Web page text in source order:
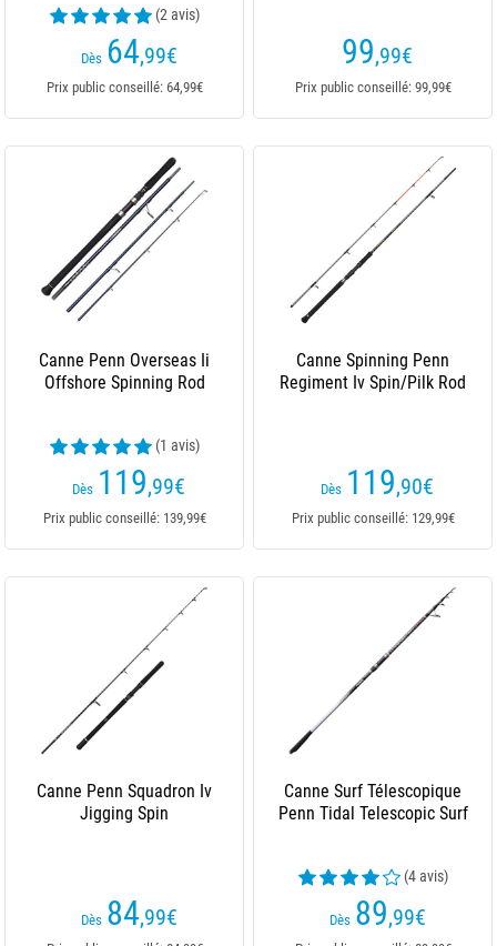
(2 avis)
Dès 64,99€
Prix public conseillé: 64,99€
99,99€
Prix public conseillé: 99,99€
Canne Penn Overseas Ii
Offshore Spinning Rod
(1 avis)
Dès 119,99€
Prix public conseillé: 139,99€
Canne Spinning Penn
Regiment Iv Spin/Pilk Rod
Dès 119,90€
Prix public conseillé: 129,99€
Canne Penn Squadron Iv
Jigging Spin
Dès 84,99€
Canne Surf Télescopique
Penn Tidal Telescopic Surf
(4 avis)
Dès 89,99€